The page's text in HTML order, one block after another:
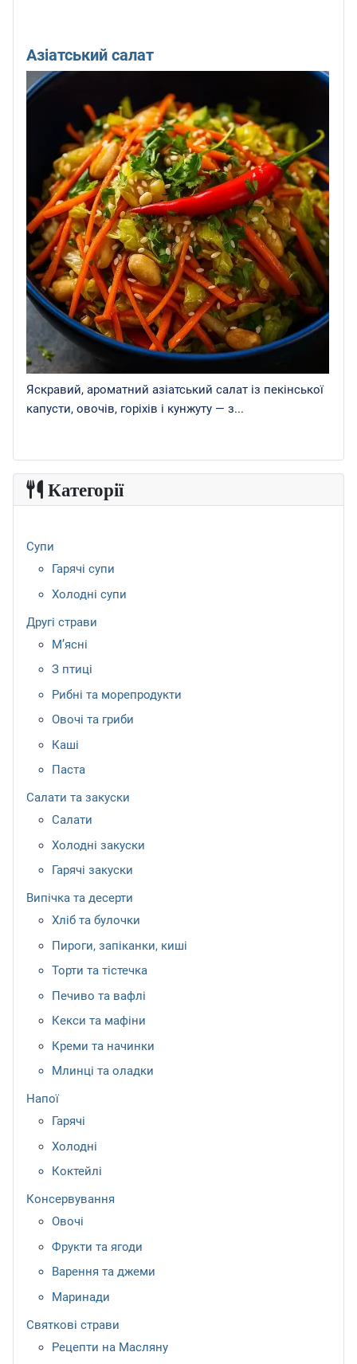
Азіатський салат
Яскравий, ароматний азіатський салат із пекінської
капусти, овочів, горіхів і кунжуту — з...
Категорії
Супи
Гарячі супи
Холодні супи
Другі страви
М’ясні
З птиці
Рибні та морепродукти
Овочі та гриби
Каші
Паста
Салати та закуски
Салати
Холодні закуски
Гарячі закуски
Випічка та десерти
Хліб та булочки
Пироги, запіканки, киші
Торти та тістечка
Печиво та вафлі
Кекси та мафіни
Креми та начинки
Млинці та оладки
Напої
Гарячі
Холодні
Коктейлі
Консервування
Овочі
Фрукти та ягоди
Варення та джеми
Маринади
Святкові страви
Рецепти на Масляну